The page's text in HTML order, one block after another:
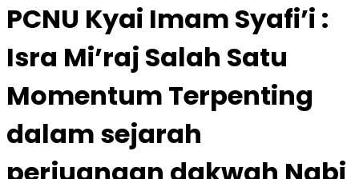
PCNU Kyai Imam Syafi’i :
Isra Mi’raj Salah Satu
Momentum Terpenting
dalam sejarah